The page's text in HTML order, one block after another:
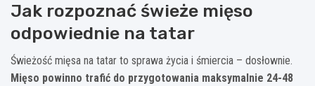
Jak rozpoznać świeże mięso
odpowiednie na tatar
Świeżość mięsa na tatar to sprawa życia i śmiercia – dosłownie.
Mięso powinno trafić do przygotowania maksymalnie 24-48